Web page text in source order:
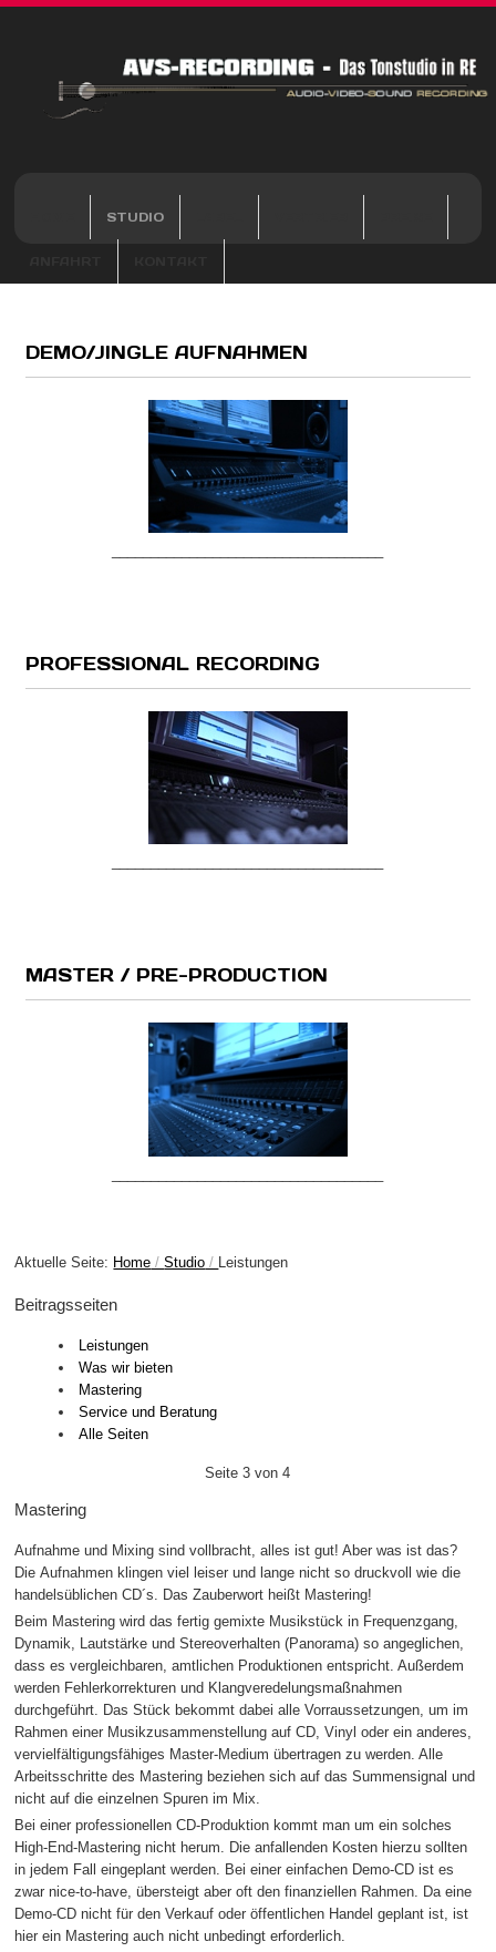
STUDIO
DEMO/JINGLE AUFNAHMEN
PROFESSIONAL RECORDING
MASTER / PRE-PRODUCTION
Aktuelle Seite: Home Studio Leistungen
Beitragsseiten
Leistungen
Was wir bieten
Mastering
Service und Beratung
Alle Seiten
Seite 3 von 4
Mastering
Aufnahme und Mixing sind vollbracht, alles ist gut! Aber was ist das?
Die Aufnahmen klingen viel leiser und lange nicht so druckvoll wie die
handelsüblichen CD´s. Das Zauberwort heißt Mastering!
Beim Mastering wird das fertig gemixte Musikstück in Frequenzgang,
Dynamik, Lautstärke und Stereoverhalten (Panorama) so angeglichen,
dass es vergleichbaren, amtlichen Produktionen entspricht. Außerdem
werden Fehlerkorrekturen und Klangveredelungsmaßnahmen
durchgeführt. Das Stück bekommt dabei alle Vorraussetzungen, um im
Rahmen einer Musikzusammenstellung auf CD, Vinyl oder ein anderes,
vervielfältigungsfähiges Master-Medium übertragen zu werden. Alle
Arbeitsschritte des Mastering beziehen sich auf das Summensignal und
nicht auf die einzelnen Spuren im Mix.
Bei einer professionellen CD-Produktion kommt man um ein solches
High-End-Mastering nicht herum. Die anfallenden Kosten hierzu sollten
in jedem Fall eingeplant werden. Bei einer einfachen Demo-CD ist es
zwar nice-to-have, übersteigt aber oft den finanziellen Rahmen. Da eine
Demo-CD nicht für den Verkauf oder öffentlichen Handel geplant ist, ist
hier ein Mastering auch nicht unbedingt erforderlich.